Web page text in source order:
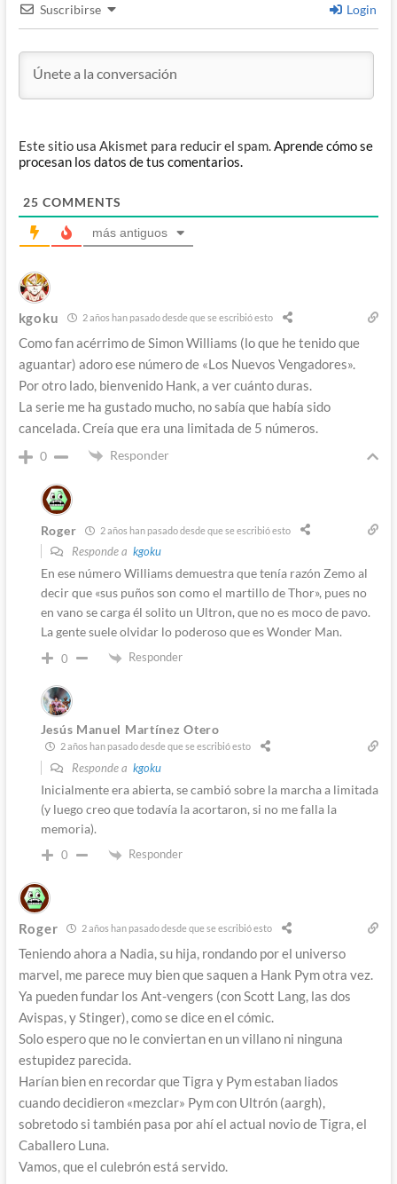
Suscribirse Login
Este sitio usa Akismet para reducir el spam.Aprende cómo se
procesan los datos de tus comentarios.
25 COMMENTS
más antiguos
kgoku 2 años han pasado desde que se escribió esto
Como fan acérrimo de Simon Williams (lo que he tenido que
aguantar) adoro ese número de «Los Nuevos Vengadores».
Por otro lado, bienvenido Hank, a ver cuánto duras.
La serie me ha gustado mucho, no sabía que había sido
cancelada. Creía que era una limitada de 5 números.
0 Responder
Roger 2 años han pasado desde que se escribió esto
Responde a kgoku
En ese número Williams demuestra que tenía razón Zemo al
decir que «sus puños son como el martillo de Thor», pues no
en vano se carga él solito un Ultron, que no es moco de pavo.
La gente suele olvidar lo poderoso que es Wonder Man.
0 Responder
Jesús Manuel Martínez Otero
2 años han pasado desde que se escribió esto
Responde a kgoku
Inicialmente era abierta, se cambió sobre la marcha a limitada
(y luego creo que todavía la acortaron, si no me falla la
memoria).
0 Responder
Roger 2 años han pasado desde que se escribió esto
Teniendo ahora a Nadia, su hija, rondando por el universo
marvel, me parece muy bien que saquen a Hank Pym otra vez.
Ya pueden fundar los Ant-vengers (con Scott Lang, las dos
Avispas, y Stinger), como se dice en el cómic.
Solo espero que no le conviertan en un villano ni ninguna
estupidez parecida.
Harían bien en recordar que Tigra y Pym estaban liados
cuando decidieron «mezclar» Pym con Ultrón (aargh),
sobretodo si también pasa por ahí el actual novio de Tigra, el
Caballero Luna.
Vamos, que el culebrón está servido.